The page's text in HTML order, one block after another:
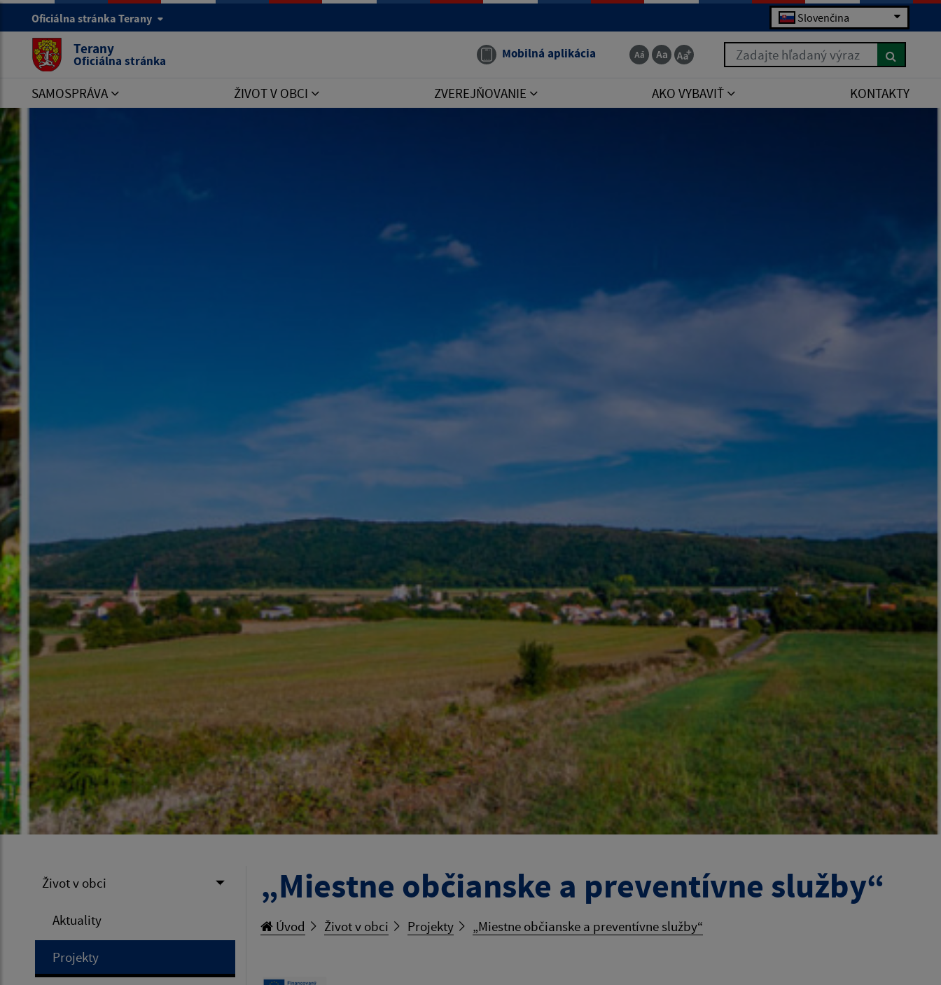
Oficiálna stránka Terany Slovenčina
Terany
Oficiálna stránka Mobilná aplikácia Zadajte hľadaný výraz
SAMOSPRÁVA ŽIVOT V OBCI ZVEREJŇOVANIE AKO VYBAVIŤ KONTAKTY
Život v obci
Aktuality
Projekty
„Miestne občianske a preventívne služby“
Úvod Život v obci Projekty „Miestne občianske a preventívne služby“